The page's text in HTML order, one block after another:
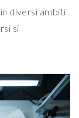
diversi ambiti
si